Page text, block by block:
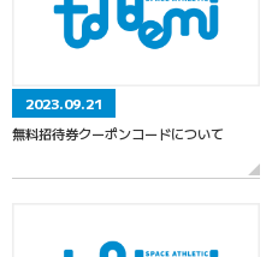
2023.09.21
無料招待券クーポンコードについて